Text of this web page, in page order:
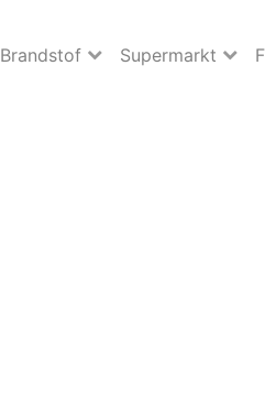
Brandstof Supermarkt